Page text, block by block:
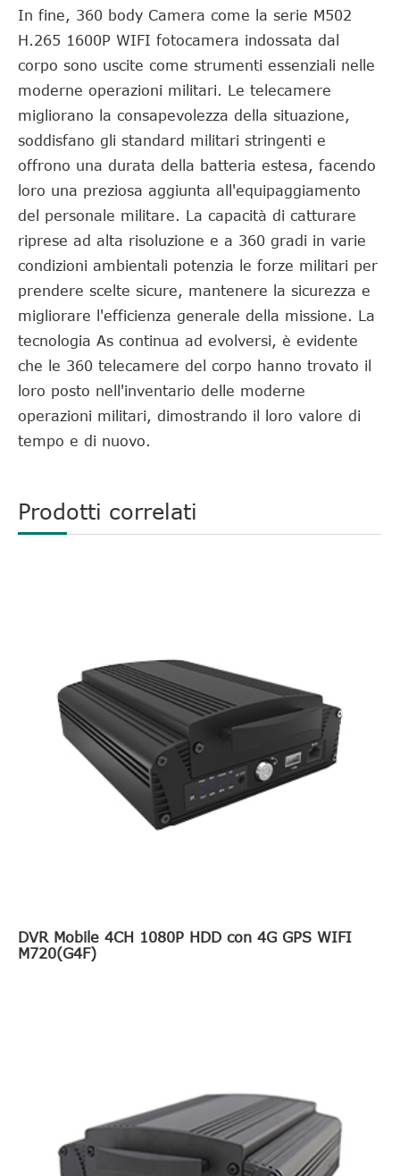
In fine, 360 body Camera come la serie M502
H.265 1600P WIFI fotocamera indossata dal
corpo sono uscite come strumenti essenziali nelle
moderne operazioni militari. Le telecamere
migliorano la consapevolezza della situazione,
soddisfano gli standard militari stringenti e
offrono una durata della batteria estesa, facendo
loro una preziosa aggiunta all'equipaggiamento
del personale militare. La capacità di catturare
riprese ad alta risoluzione e a 360 gradi in varie
condizioni ambientali potenzia le forze militari per
prendere scelte sicure, mantenere la sicurezza e
migliorare l'efficienza generale della missione. La
tecnologia As continua ad evolversi, è evidente
che le 360 telecamere del corpo hanno trovato il
loro posto nell'inventario delle moderne
operazioni militari, dimostrando il loro valore di
tempo e di nuovo.
Prodotti correlati
DVR Mobile 4CH 1080P HDD con 4G GPS WIFI
M720(G4F)